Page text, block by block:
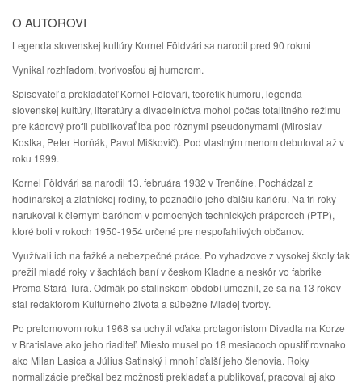
O AUTOROVI
Legenda slovenskej kultúry Kornel Földvári sa narodil pred 90 rokmi
Vynikal rozhľadom, tvorivosťou aj humorom.
Spisovateľ a prekladateľ Kornel Földvári, teoretik humoru, legenda
slovenskej kultúry, literatúry a divadelníctva mohol počas totalitného režimu
pre kádrový profil publikovať iba pod rôznymi pseudonymami (Miroslav
Kostka, Peter Horňák, Pavol Miškovič). Pod vlastným menom debutoval až v
roku 1999.
Kornel Földvári sa narodil 13. februára 1932 v Trenčíne. Pochádzal z
hodinárskej a zlatníckej rodiny, to poznačilo jeho ďalšiu kariéru. Na tri roky
narukoval k čiernym barónom v pomocných technických práporoch (PTP),
ktoré boli v rokoch 1950-1954 určené pre nespoľahlivých občanov.
Využívali ich na ťažké a nebezpečné práce. Po vyhadzove z vysokej školy tak
prežil mladé roky v šachtách baní v českom Kladne a neskôr vo fabrike
Prema Stará Turá. Odmäk po stalinskom období umožnil, že sa na 13 rokov
stal redaktorom Kultúrneho života a súbežne Mladej tvorby.
Po prelomovom roku 1968 sa uchytil vďaka protagonistom Divadla na Korze
v Bratislave ako jeho riaditeľ. Miesto musel po 18 mesiacoch opustiť rovnako
ako Milan Lasica a Július Satinský i mnohí ďalší jeho členovia. Roky
normalizácie prečkal bez možnosti prekladať a publikovať, pracoval aj ako